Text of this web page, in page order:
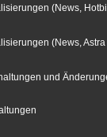
(News,
(News, Astra
und